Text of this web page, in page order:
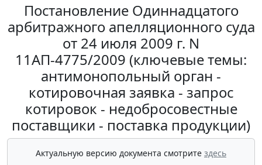
Постановление Одиннадцатого
арбитражного апелляционного суда
от 24 июля 2009 г. N
11АП-4775/2009 (ключевые темы:
антимонопольный орган -
котировочная заявка - запрос
котировок - недобросовестные
поставщики - поставка продукции)
Актуальную версию документа смотрите здесь